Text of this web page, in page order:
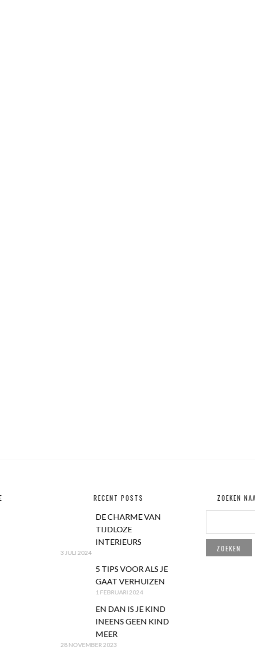
RECENT POSTS
DE CHARME VAN
TIJDLOZE
INTERIEURS
3 JULI 2024
5 TIPS VOOR ALS JE
GAAT VERHUIZEN
1 FEBRUARI 2024
EN DAN IS JE KIND
INEENS GEEN KIND
MEER
28 NOVEMBER 2023
ZOEKEN